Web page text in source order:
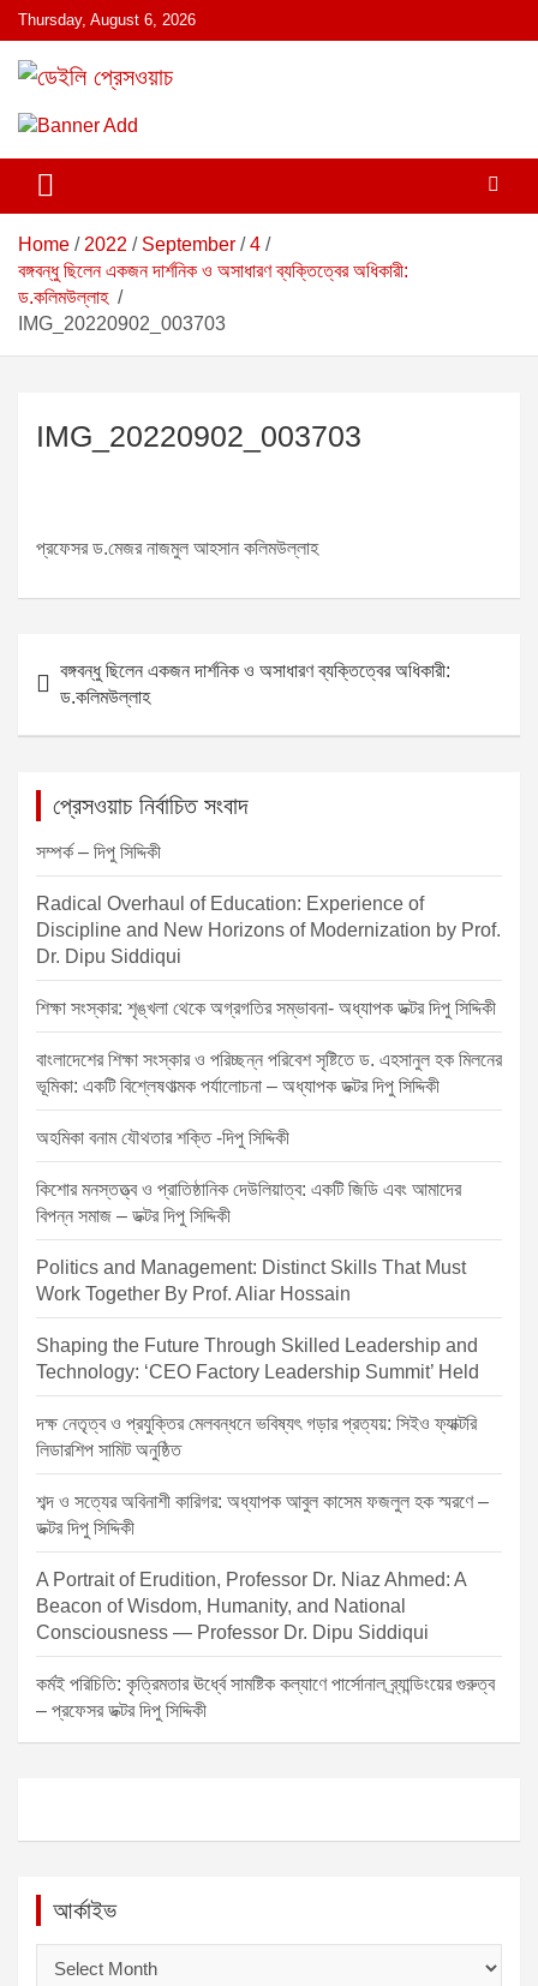
k
Thursday, August 6, 2026
ডেইলি প্রেসওয়াচ
Home 2022 September
4
বঙ্গবন্ধু ছিলেন একজন দার্শনিক ও অসাধারণ ব্যক্তিত্বের অধিকারী:
ড.কলিমউল্লাহ
IMG_20220902_003703
IMG_20220902_003703
প্রফেসর ড.মেজর নাজমুল আহসান কলিমউল্লাহ
s
বঙ্গবন্ধু ছিলেন একজন দার্শনিক ও অসাধারণ ব্যক্তিত্বের অধিকারী:
ড.কলিমউল্লাহ
প্রেসওয়াচ নির্বাচিত সংবাদ
সম্পর্ক – দিপু সিদ্দিকী
Radical Overhaul of Education: Experience of
Discipline and New Horizons of Modernization by Prof.
Dr. Dipu Siddiqui
শিক্ষা সংস্কার: শৃঙ্খলা থেকে অগ্রগতির সম্ভাবনা- অধ্যাপক ডক্টর দিপু সিদ্দিকী
বাংলাদেশের শিক্ষা সংস্কার ও পরিচ্ছন্ন পরিবেশ সৃষ্টিতে ড. এহসানুল হক মিলনের
ভূমিকা: একটি বিশ্লেষণাত্মক পর্যালোচনা – অধ্যাপক ডক্টর দিপু সিদ্দিকী
অহমিকা বনাম যৌথতার শক্তি -দিপু সিদ্দিকী
কিশোর মনস্তত্ত্ব ও প্রাতিষ্ঠানিক দেউলিয়াত্ব: একটি জিডি এবং আমাদের
বিপন্ন সমাজ – ডক্টর দিপু সিদ্দিকী
Politics and Management: Distinct Skills That Must
Work Together By Prof. Aliar Hossain
Shaping the Future Through Skilled Leadership and
Technology: ‘CEO Factory Leadership Summit’ Held
দক্ষ নেতৃত্ব ও প্রযুক্তির মেলবন্ধনে ভবিষ্যৎ গড়ার প্রত্যয়: সিইও ফ্যাক্টরি
লিডারশিপ সামিট অনুষ্ঠিত
শব্দ ও সত্যের অবিনাশী কারিগর: অধ্যাপক আবুল কাসেম ফজলুল হক স্মরণে –
ডক্টর দিপু সিদ্দিকী
A Portrait of Erudition, Professor Dr. Niaz Ahmed: A
Beacon of Wisdom, Humanity, and National
Consciousness — Professor Dr. Dipu Siddiqui
কর্মই পরিচিতি: কৃত্রিমতার ঊর্ধ্বে সামষ্টিক কল্যাণে পার্সোনাল ব্র্যান্ডিংয়ের গুরুত্ব
– প্রফেসর ডক্টর দিপু সিদ্দিকী
আর্কাইভ